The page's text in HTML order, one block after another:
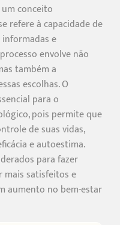
conceito
refere à capacidade de
e
envolve não
também a
escolhas. O
para o
pois permite que
de suas vidas,
e autoestima.
para fazer
mais satisfeitos e
aumento no bem-estar